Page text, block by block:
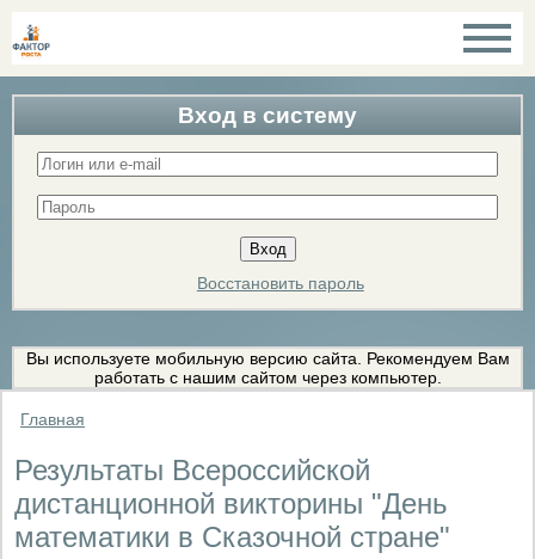
Вход в систему
Восстановить пароль
Вы используете мобильную версию сайта. Рекомендуем Вам
работать с нашим сайтом через компьютер.
Главная
Результаты Всероссийской
дистанционной викторины "День
математики в Сказочной стране"